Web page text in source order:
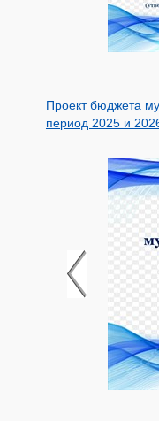
Проект бюджета
период 2025 и